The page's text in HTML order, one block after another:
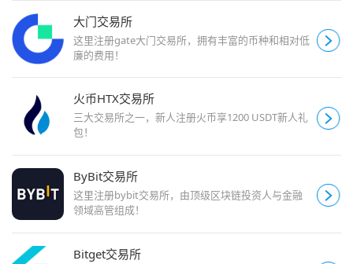
大门交易所
这里注册gate大门交易所，拥有丰富的币种和相对低
廉的费用！
火币HTX交易所
三大交易所之一，新人注册火币享1200 USDT新人礼
包！
ByBit交易所
这里注册bybit交易所，由顶级区块链投资人与金融
领域高管组成！
Bitget交易所